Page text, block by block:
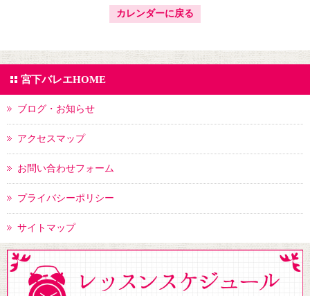
カレンダーに戻る
宮下バレエHOME
ブログ・お知らせ
アクセスマップ
お問い合わせフォーム
プライバシーポリシー
サイトマップ